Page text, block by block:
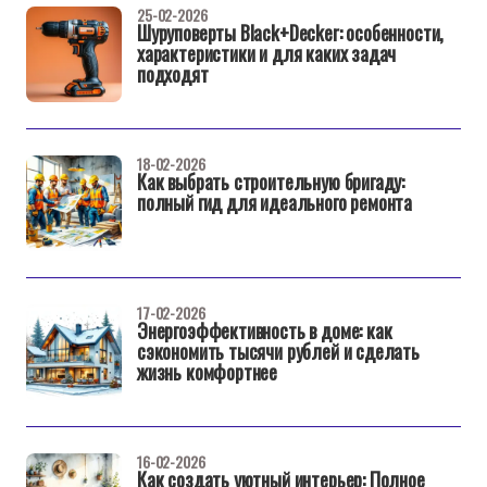
Шуруповерты Black+Decker: особенности,
характеристики и для каких задач
подходят
25-02-2026
Как выбрать строительную бригаду:
полный гид для идеального ремонта
18-02-2026
Энергоэффективность в доме: как
сэкономить тысячи рублей и сделать
жизнь комфортнее
17-02-2026
Как создать уютный интерьер: Полное
16-02-2026